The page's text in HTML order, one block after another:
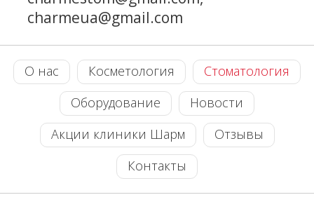
charmeua@gmail.com
О нас Косметология
Стоматология
Оборудование
Новости
Акции клиники Шарм
Отзывы
Контакты